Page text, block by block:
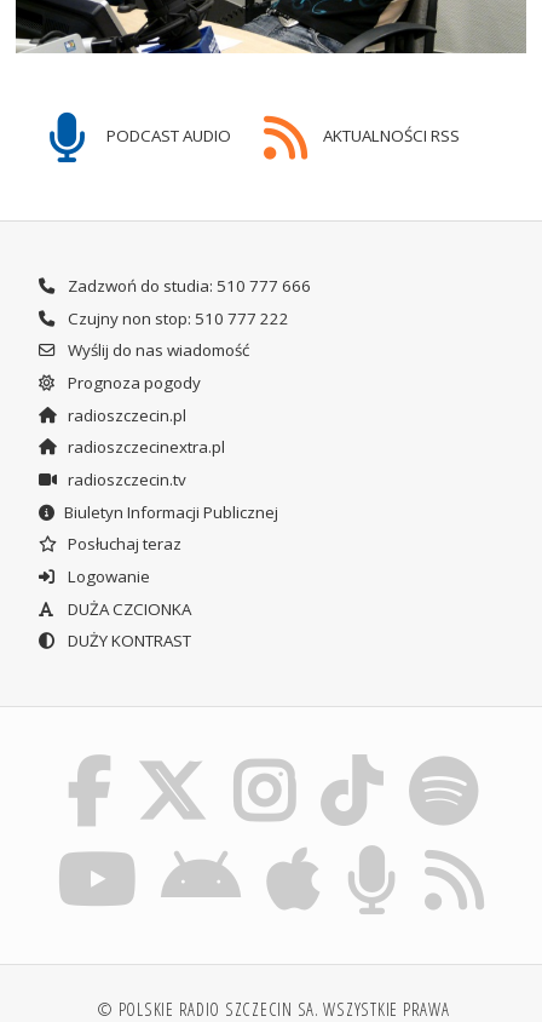
PODCAST AUDIO AKTUALNOŚCI RSS
Zadzwoń do studia: 510 777 666
Czujny non stop: 510 777 222
Wyślij do nas wiadomość
Prognoza pogody
radioszczecin.pl
radioszczecinextra.pl
radioszczecin.tv
Biuletyn Informacji Publicznej
Posłuchaj teraz
Logowanie
DUŻA CZCIONKA
DUŻY KONTRAST
© POLSKIE RADIO SZCZECIN SA. WSZYSTKIE PRAWA